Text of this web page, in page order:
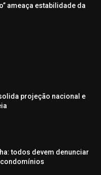
ameaça estabilidade da
projeção nacional e
todos devem denunciar